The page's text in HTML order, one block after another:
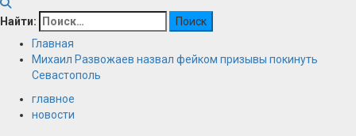
Найти:
Главная
Михаил Развожаев назвал фейком призывы покинуть
Севастополь
главное
новости